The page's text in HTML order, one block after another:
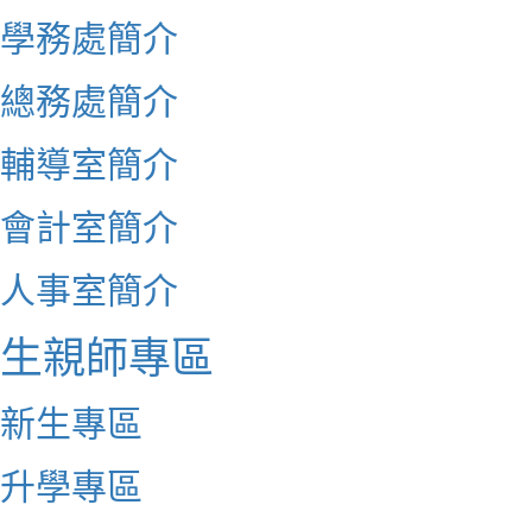
學務處簡介
總務處簡介
輔導室簡介
會計室簡介
人事室簡介
生親師專區
新生專區
升學專區